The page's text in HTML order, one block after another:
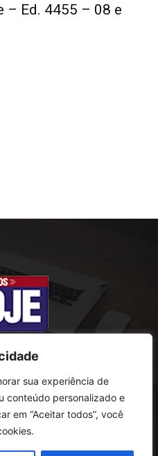
sua experiência de
conteúdo personalizado e
em “Aceitar todos”, você
– Ed. 4455 – 08 e
NÓS
Prado, 121